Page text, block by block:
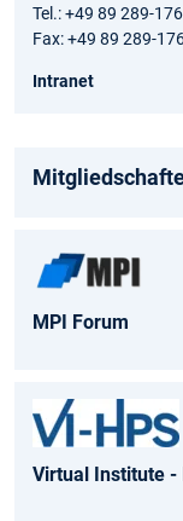
Tel.: +49 89 289-
Fax: +49 89 289-
Intranet
MPI Forum
Virtual Institute -